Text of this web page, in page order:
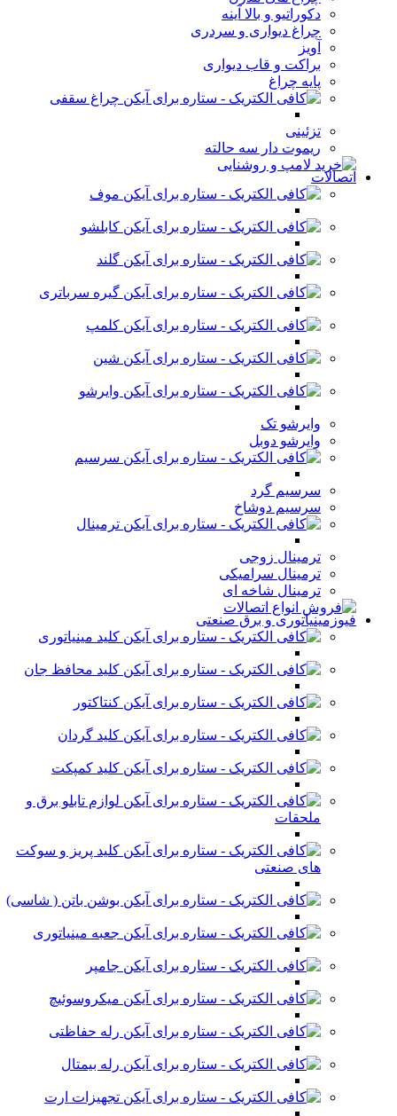
دکوراتیو و بالا آینه
چراغ دیواری و سردری
آویز
براکت و قاب دیواری
پایه چراغ
چراغ سقفی
تزئینی
ریموت دار سه حالته
اتصالات
موف
کابلشو
گلند
گیره سرباتری
کلمپ
شین
وایرشو
وایرشو تک
وایرشو دوبل
سرسیم
سرسیم گرد
سرسیم دوشاخ
ترمینال
ترمینال زوجی
ترمینال سرامیکی
ترمینال شاخه ای
فیوزمینیاتوری و برق صنعتی
کلید مینیاتوری
کلید محافظ جان
کنتاکتور
کلید گردان
کلید کمپکت
لوازم تابلو برق و
ملحقات
کلید پریز و سوکت
های صنعتی
بوشن باتن ( شاسی)
جعبه مینیاتوری
جامپر
میکروسوئیچ
رله حفاظتی
رله بیمتال
تجهیزات ارت